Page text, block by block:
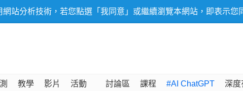
站分析技術，若您點選「我同意」或繼續瀏覽本網站，即表示您
教學 影片 活動 討論區 課程 #AI ChatGPT 深度